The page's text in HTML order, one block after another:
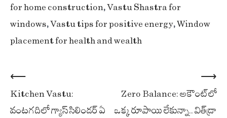
for home construction,Vastu Shastra for
windows,Vastu tips for positive energy,Window
placement for health and wealth
Post
navigation
⟵
Kitchen Vastu:
వంటగదిలో గ్యాస్ సిలిండర్ ఏ
Zero Balance: అకౌంట్‌లో
ఒక్క రూపాయి లేకున్నా.. విత్‌డ్రా
⟶